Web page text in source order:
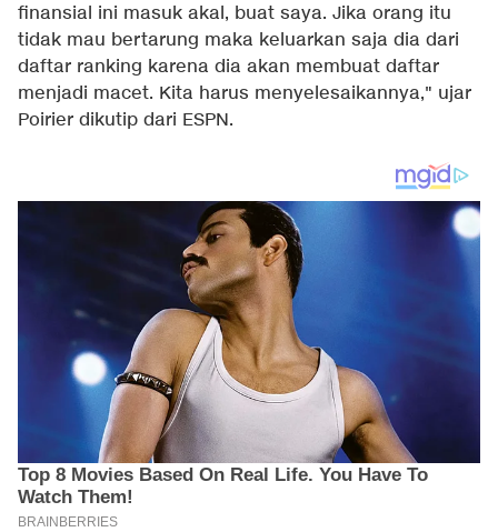
finansial ini masuk akal, buat saya. Jika orang itu
tidak mau bertarung maka keluarkan saja dia dari
daftar ranking karena dia akan membuat daftar
menjadi macet. Kita harus menyelesaikannya," ujar
Poirier dikutip dari ESPN.